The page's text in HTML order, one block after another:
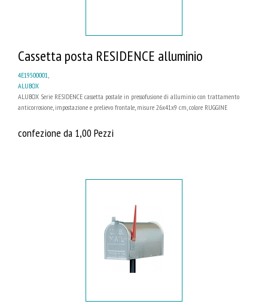
Cassetta posta RESIDENCE alluminio
4E19500001,
ALUBOX
ALUBOX Serie RESIDENCE cassetta postale in pressofusione di alluminio con trattamento
anticorrosione, impostazione e prelievo frontale, misure 26x41x9 cm, colore RUGGINE
confezione da 1,00 Pezzi